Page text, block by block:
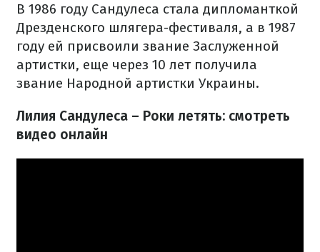
В 1986 году Сандулеса стала дипломанткой
Дрезденского шлягера-фестиваля, a в 1987
году ей присвоили звание Заслуженной
артистки, еще через 10 лет получила
звание Народной артистки Украины.
Лилия Сандулеса – Роки летять: смотреть
видео онлайн